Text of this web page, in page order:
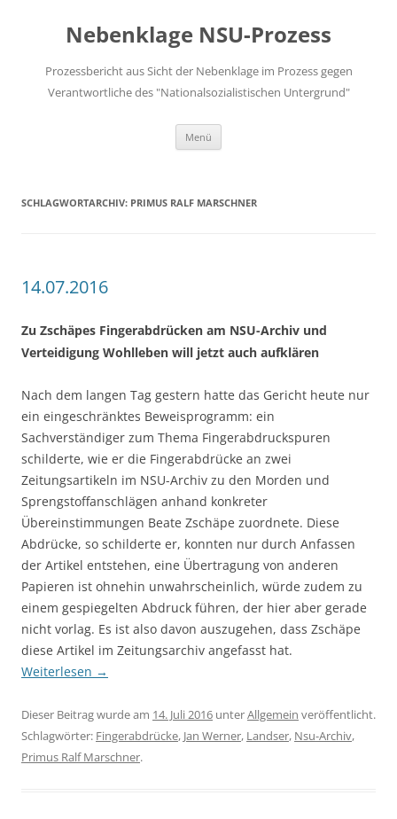
springenNebenklage NSU-Prozess
Prozessbericht aus Sicht der Nebenklage im Prozess gegen
Verantwortliche des "Nationalsozialistischen Untergrund"
Menü
SCHLAGWORTARCHIV: PRIMUS RALF MARSCHNER
14.07.2016
Zu Zschäpes Fingerabdrücken am NSU-Archiv und
Verteidigung Wohlleben will jetzt auch aufklären
Nach dem langen Tag gestern hatte das Gericht heute nur
ein eingeschränktes Beweisprogramm: ein
Sachverständiger zum Thema Fingerabdruckspuren
schilderte, wie er die Fingerabdrücke an zwei
Zeitungsartikeln im NSU-Archiv zu den Morden und
Sprengstoffanschlägen anhand konkreter
Übereinstimmungen Beate Zschäpe zuordnete. Diese
Abdrücke, so schilderte er, konnten nur durch Anfassen
der Artikel entstehen, eine Übertragung von anderen
Papieren ist ohnehin unwahrscheinlich, würde zudem zu
einem gespiegelten Abdruck führen, der hier aber gerade
nicht vorlag. Es ist also davon auszugehen, dass Zschäpe
diese Artikel im Zeitungsarchiv angefasst hat.
Weiterlesen →
Dieser Beitrag wurde am 14. Juli 2016 unterAllgemein veröffentlicht.
Schlagwörter: Fingerabdrücke, Jan Werner, Landser, Nsu-Archiv,
Primus Ralf Marschner.